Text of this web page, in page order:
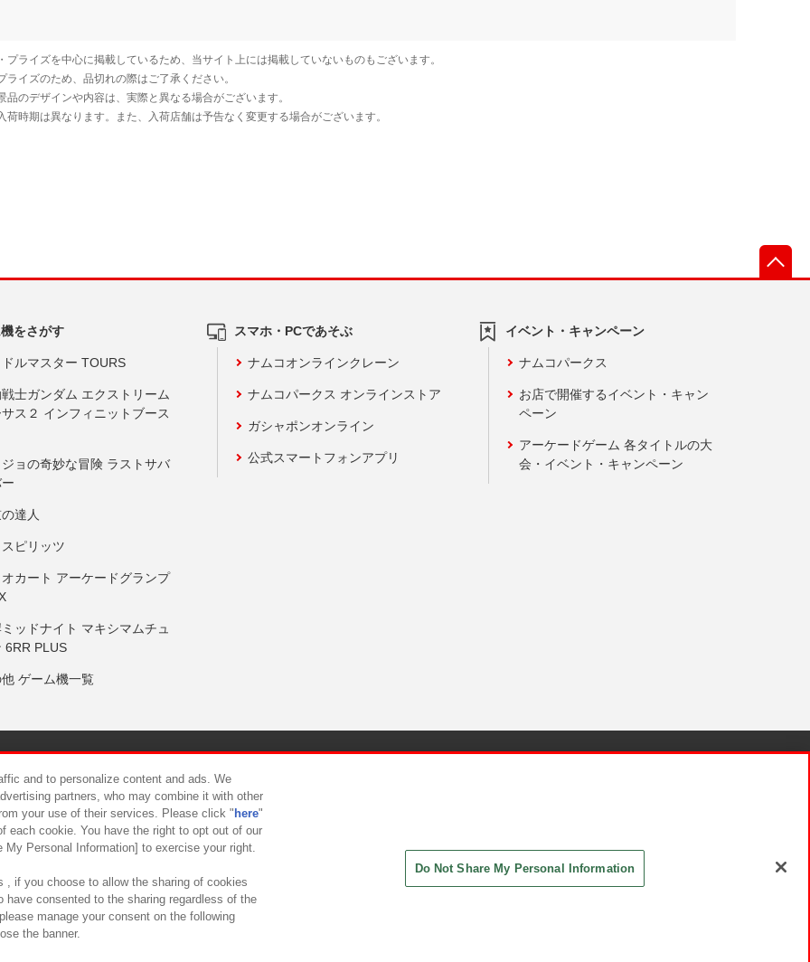
をさがす
ルマスター TOURS
士ガンダム エクストリーム
ス２ インフィニットブース
ョの奇妙な冒険 ラストサバ
達人
ピリッツ
カート アーケードグランプ
ッドナイト マキシマムチュ
6RR PLUS
ゲーム機一覧
スマホ・PCであそぶ
ナムコオンラインクレーン
ナムコパークス オンラインストア
ガシャポンオンライン
公式スマートフォンアプリ
イベント・キャンペーン
ナムコパークス
お店で開催するイベント・キャン
ペーン
アーケードゲーム 各タイトルの大
会・イベント・キャンペーン
について カスタマーハラスメント対応方針
and to personalize content and ads. We
partners, who may combine it with other
your use of their services. Please click " here"
each cookie. You have the right to opt out of our
Personal Information] to exercise your right.
, if you choose to allow the sharing of cookies
have consented to the sharing regardless of the
manage your consent on the following
the banner.
Do Not Share My Personal Information